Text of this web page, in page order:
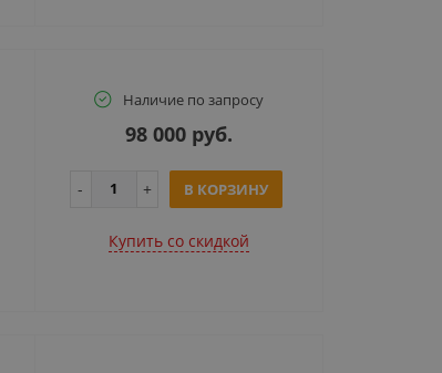
Наличие по запросу
98 000 руб.
В КОРЗИНУ
Купить cо скидкой